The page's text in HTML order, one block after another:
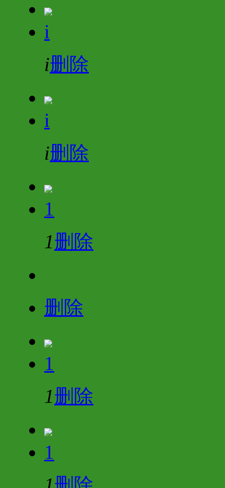
i
i删除
i
i删除
1
1删除
删除
1
1删除
1